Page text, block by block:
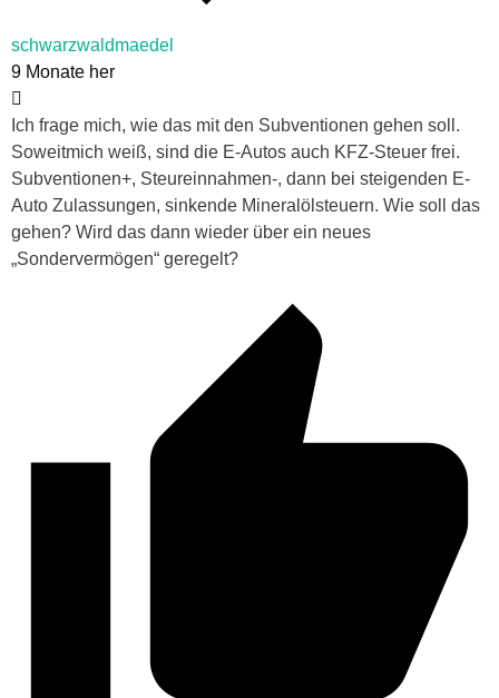
schwarzwaldmaedel
9 Monate her
Ich frage mich, wie das mit den Subventionen gehen soll.
Soweitmich weiß, sind die E-Autos auch KFZ-Steuer frei.
Subventionen+, Steureinnahmen-, dann bei steigenden E-
Auto Zulassungen, sinkende Mineralölsteuern. Wie soll das
gehen? Wird das dann wieder über ein neues
„Sondervermögen“ geregelt?